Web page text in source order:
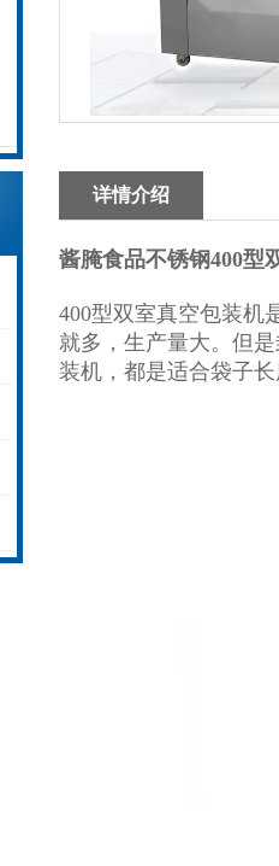
详情介绍
酱腌食品不锈钢400型
400型双室真空包装机
就多，生产量大。但
装机，都是适合袋子